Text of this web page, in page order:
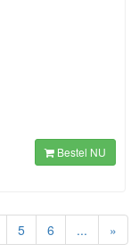
Bestel NU
5 6 ...
»